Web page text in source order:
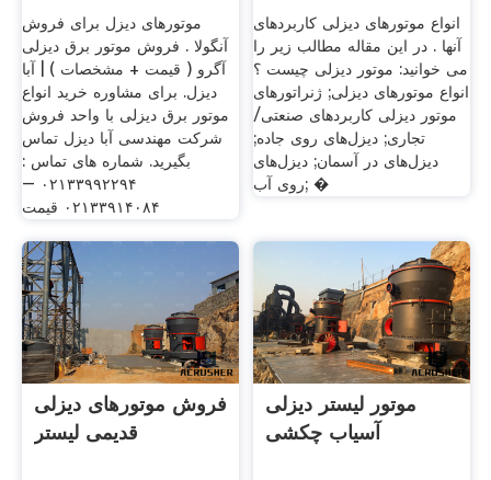
موتورهای دیزل برای فروش
آنگولا . فروش موتور برق دیزلی
آگرو ( قیمت + مشخصات ) | آبا
دیزل. برای مشاوره خرید انواع
موتور برق دیزلی با واحد فروش
شرکت مهندسی آبا دیزل تماس
بگیرید. شماره های تماس :
۰۲۱۳۳۹۹۲۲۹۴ –
۰۲۱۳۳۹۱۴۰۸۴ قیمت
انواع موتورهای دیزلی کاربردهای
آنها . در این مقاله مطالب زیر را
می خوانید: موتور دیزلی چیست ؟
انواع موتورهای دیزلی; ژنراتورهای
موتور دیزلی کاربردهای صنعتی/
تجاری; دیزل‌های روی جاده;
دیزل‌های در آسمان; دیزل‌های
روی آب; �
فروش موتورهای دیزلی
قدیمی لیستر
موتور لیستر دیزلی
آسیاب چکشی